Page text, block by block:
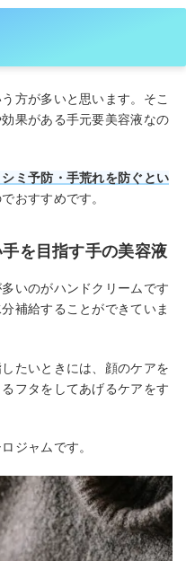
方が多いと思います。そこ
果がある手元要美容液なの
ミ予防・手荒れを防ぐとい
おすすめです。
を目指す手の美容液
いのがハンドクリームです
補給することができていま
たいときには、顔のケアを
フタをしてあげるケアをす
ジャムです。